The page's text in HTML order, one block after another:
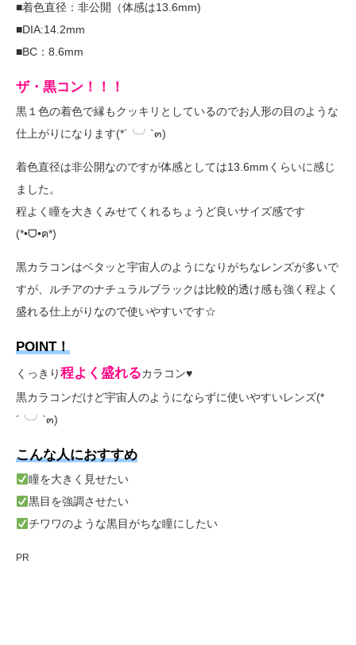
■着色直径：非公開（体感は13.6mm)
■DIA:14.2mm
■BC：8.6mm
ザ・黒コン！！！
黒１色の着色で縁もクッキリとしているのでお人形の目のような
仕上がりになります(*´╰╯`๓)
着色直径は非公開なのですが体感としては13.6mmくらいに感じ
ました。
程よく瞳を大きくみせてくれるちょうど良いサイズ感です
(*•ᗜ•ฅ*)
黒カラコンはベタッと宇宙人のようになりがちなレンズが多いで
すが、ルチアのナチュラルブラックは比較的透け感も強く程よく
盛れる仕上がりなので使いやすいです☆
POINT！
くっきり程よく盛れるカラコン♥
黒カラコンだけど宇宙人のようにならずに使いやすいレンズ(*
´╰╯`๓)
こんな人におすすめ
瞳を大きく見せたい
黒目を強調させたい
チワワのような黒目がちな瞳にしたい
PR